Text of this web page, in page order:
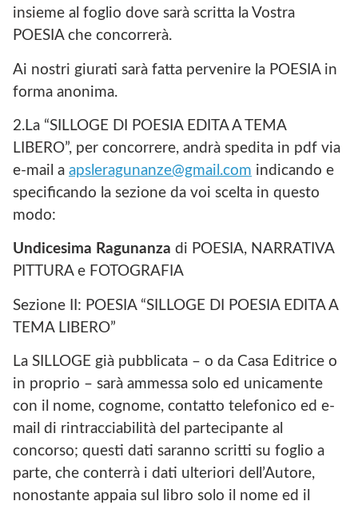
insieme al foglio dove sarà scritta la Vostra
POESIA che concorrerà.
Ai nostri giurati sarà fatta pervenire la POESIA in
forma anonima.
2.La “SILLOGE DI POESIA EDITA A TEMA
LIBERO”, per concorrere, andrà spedita in pdf via
e-mail a apsleragunanze@gmail.com indicando e
specificando la sezione da voi scelta in questo
modo:
Undicesima Ragunanza di POESIA, NARRATIVA
PITTURA e FOTOGRAFIA
Sezione II: POESIA “SILLOGE DI POESIA EDITA A
TEMA LIBERO”
La SILLOGE già pubblicata – o da Casa Editrice o
in proprio – sarà ammessa solo ed unicamente
con il nome, cognome, contatto telefonico ed e-
mail di rintracciabilità del partecipante al
concorso; questi dati saranno scritti su foglio a
parte, che conterrà i dati ulteriori dell’Autore,
nonostante appaia sul libro solo il nome ed il